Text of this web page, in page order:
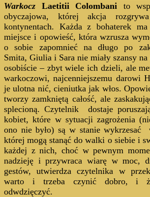
Warkocz Laetitii Colombani to
obyczajowa, której akcja
kontynentach. Każda z bohaterek
miejsce i opowieść, która wzrusza
o sobie zapomnieć na długo po
Smita, Giulia i Sara nie miały szansy
osobiście – zbyt wiele ich dzieli, ale
warkoczowi, najcenniejszemu darowi
je ulotna nić, cieniutka jak włos.
tworzy zamkniętą całość, ale
splecioną. Czytelnik dostaje
kobiet, które w sytuacji zagrożenia
ono nie było) są w stanie wykrzesać
której mogą stanąć do walki o siebie i
każdej z nich, choć w pewnym
nadzieję i przywraca wiarę w moc,
gestów, utwierdza czytelnika w
warto i trzeba czynić dobro, i
odwdzięczyć.